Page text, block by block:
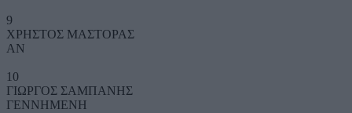
9
ΧΡΗΣΤΟΣ ΜΑΣΤΟΡΑΣ
ΑΝ
10
ΓΙΩΡΓΟΣ ΣΑΜΠΑΝΗΣ
ΓΕΝΝΗΜΕΝΗ